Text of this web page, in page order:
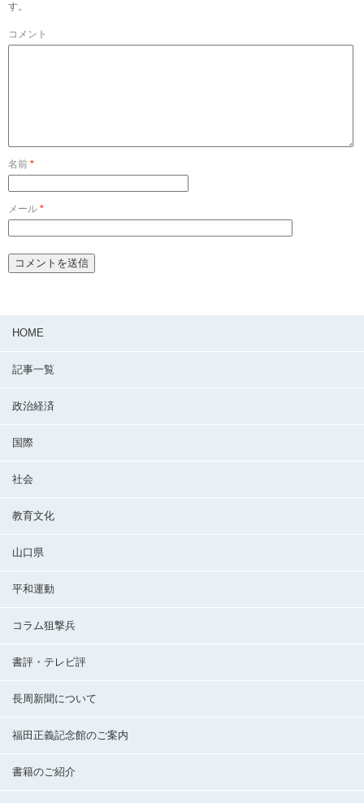
す。
コメント
名前 *
メール *
HOME
記事一覧
政治経済
国際
社会
教育文化
山口県
平和運動
コラム狙撃兵
書評・テレビ評
長周新聞について
福田正義記念館のご案内
書籍のご紹介